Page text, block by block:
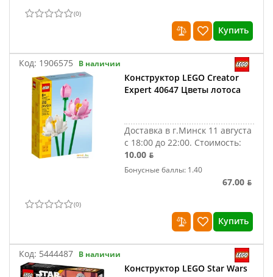
(0)
Купить
Код: 1906575 В наличии
Конструктор LEGO Creator
Expert 40647 Цветы лотоса
Доставка в г.Минск 11 августа
с 18:00 до 22:00. Стоимость:
10.00 ƃ
Бонусные баллы: 1.40
67.00 ƃ
(0)
Купить
Код: 5444487 В наличии
Конструктор LEGO Star Wars